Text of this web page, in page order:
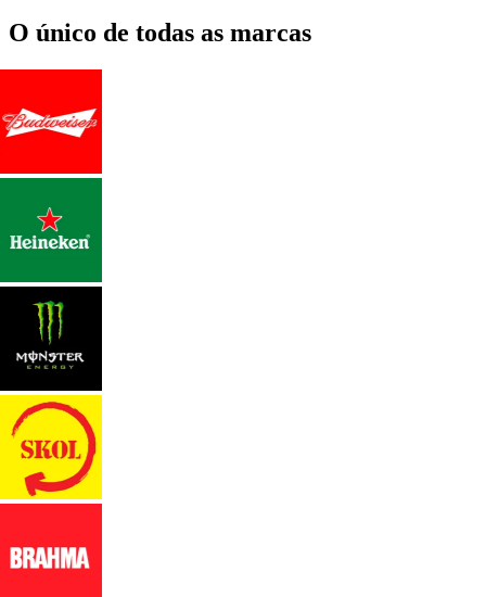
O único de todas as marcas